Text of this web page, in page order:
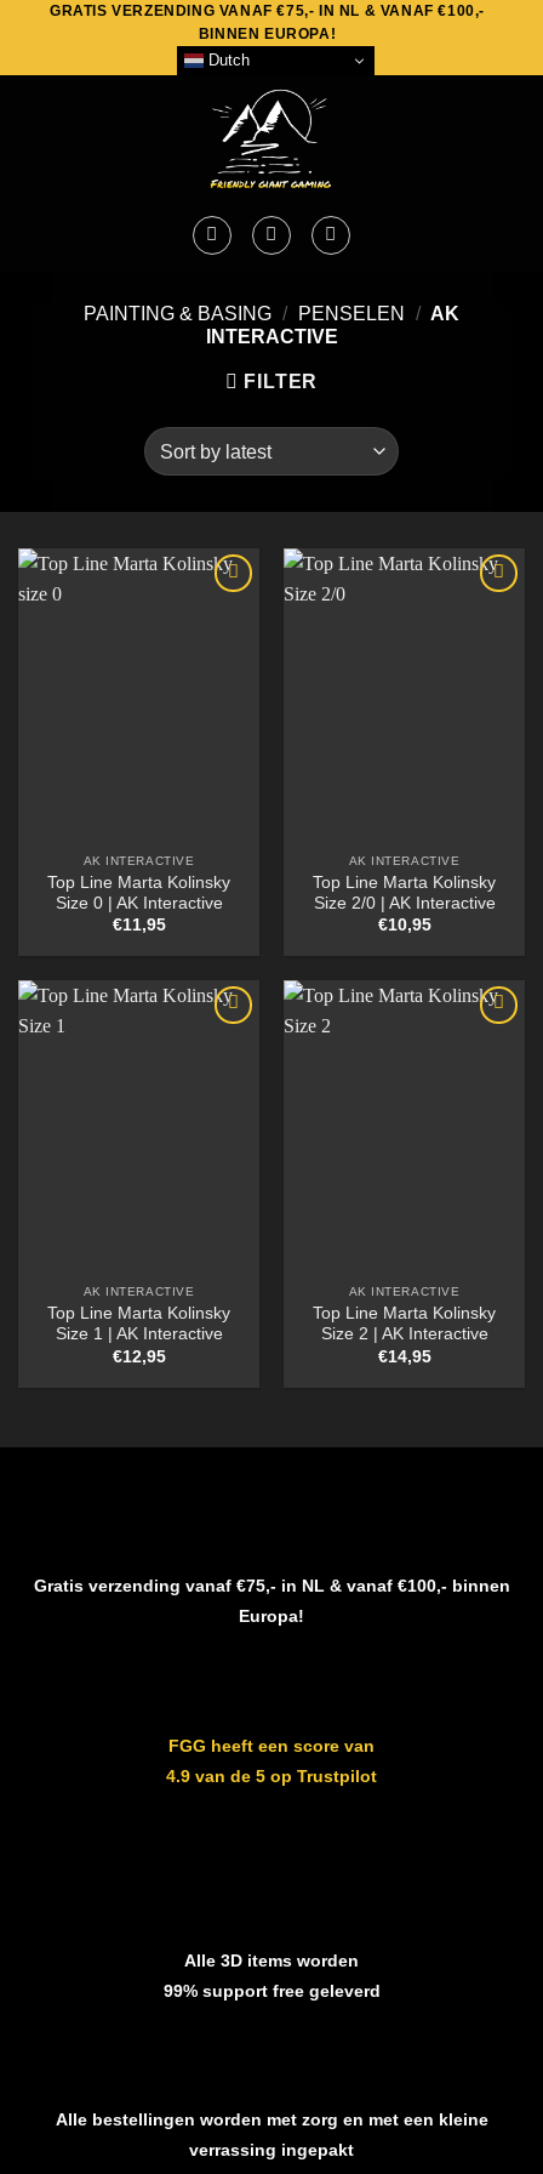
content
GRATIS VERZENDING VANAF €75,- IN NL & VANAF €100,-
BINNEN EUROPA!
Dutch
PAINTING & BASING / PENSELEN / AK
INTERACTIVE
FILTER
AK INTERACTIVE
Top Line Marta Kolinsky
Size 0 | AK Interactive
€11,95
AK INTERACTIVE
Top Line Marta Kolinsky
Size 2/0 | AK Interactive
€10,95
AK INTERACTIVE
Top Line Marta Kolinsky
Size 1 | AK Interactive
€12,95
AK INTERACTIVE
Top Line Marta Kolinsky
Size 2 | AK Interactive
€14,95
Gratis verzending vanaf €75,- in NL & vanaf €100,- binnen
Europa!
FGG heeft een score van
4.9 van de 5 op Trustpilot
Alle 3D items worden
99% support free geleverd
Alle bestellingen worden met zorg en met een kleine
verrassing ingepakt